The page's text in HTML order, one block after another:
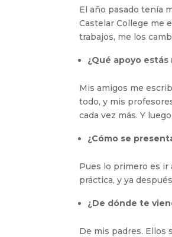
El año pasado tenía
Castelar College me
trabajos, me los
¿Qué apoyo
Mis amigos me
todo, y mis
cada vez más. Y
¿Cómo se
Pues lo primero es ir
práctica, y ya
¿De dónde te
De mis padres. Ellos